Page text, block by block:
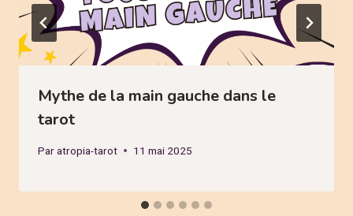
Mythe de la main gauche dans le
tarot
Paratropia-tarot 11 mai 2025